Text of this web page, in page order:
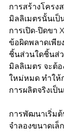
การสร้างโครง
มิลลิเมตรนั้นเป็
การเปิด-ปิดขา
ข้อผิดพลาดเพีย
ชิ้นส่วนใดชิ้นส่
มิลลิเมตร จะต้
ใหม่หมด ทำใ
การผลิตจริงเป็
การพัฒนาเริ่มต้
จำลองขนาดเล็